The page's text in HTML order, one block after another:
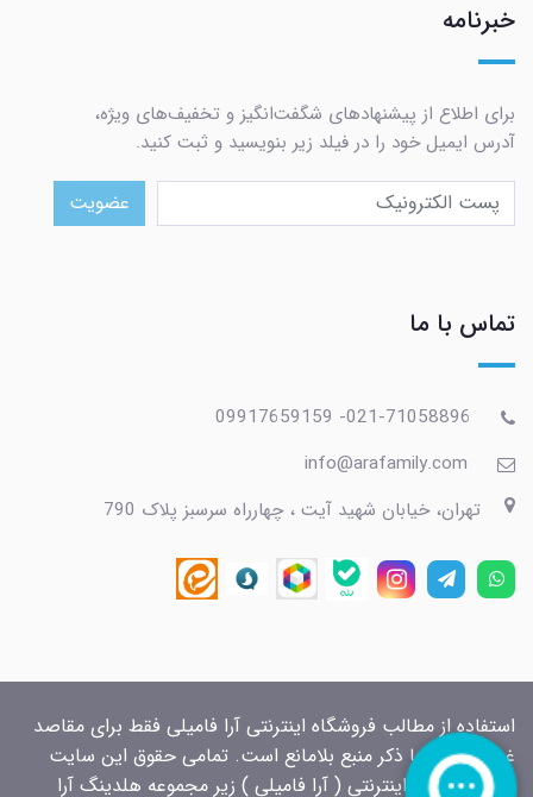
خبرنامه
برای اطلاع از پیشنهادهای شگفت‌انگیز و تخفیف‌های ویژه،
آدرس ایمیل خود را در فیلد زیر بنویسید و ثبت کنید.
عضویت
تماس با ما
تهران، خیابان شهید آیت ، چهارراه سرسبز پلاک 790
استفاده از مطالب فروشگاه اینترنتی آرا فامیلی فقط برای مقاصد
غیرتجاری و با ذکر منبع بلامانع است. تمامی حقوق این سایت
برای فروشگاه اینترنتی ( آرا فامیلی ) زیر مجموعه هلدینگ آرا